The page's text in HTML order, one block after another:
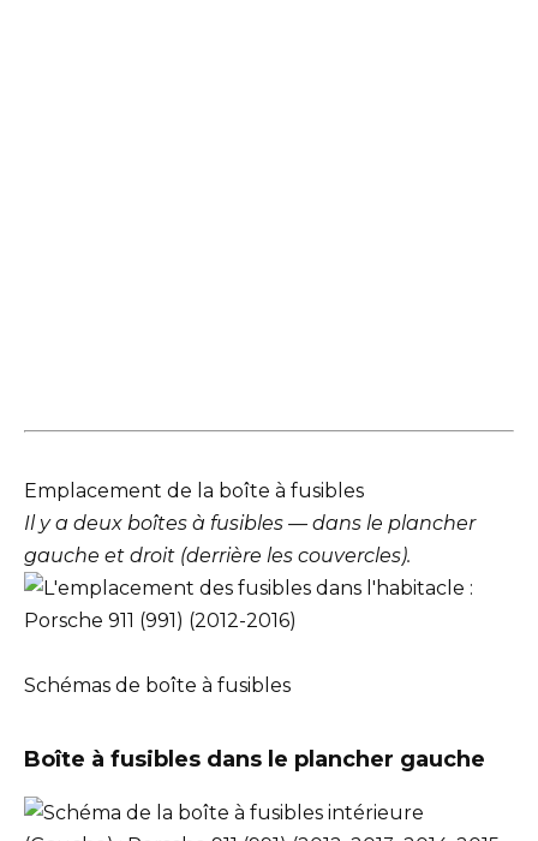
Emplacement de la boîte à fusibles
Il y a deux boîtes à fusibles — dans le plancher
gauche et droit (derrière les couvercles).
Schémas de boîte à fusibles
Boîte à fusibles dans le plancher gauche